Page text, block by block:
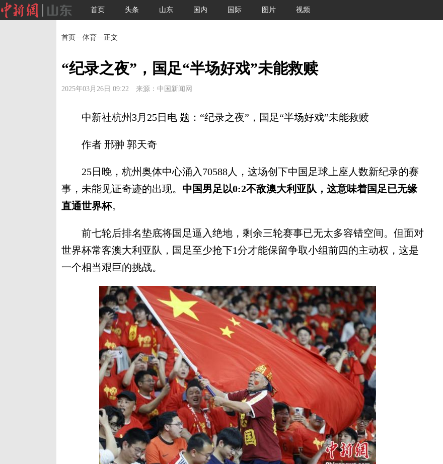
首页 头条 山东 国内 国际 图片 视频
首页—体育—正文
“纪录之夜”，国足“半场好戏”未能救赎
2025年03月26日 09:22 来源：中国新闻网
中新社杭州3月25日电 题：“纪录之夜”，国足“半场好戏”未能救赎
作者 邢翀 郭天奇
25日晚，杭州奥体中心涌入70588人，这场创下中国足球上座人数新纪录的赛
事，未能见证奇迹的出现。 中国男足以0:2不敌澳大利亚队，这意味着国足已无缘
直通世界杯。
前七轮后排名垫底将国足逼入绝地，剩余三轮赛事已无太多容错空间。但面对
世界杯常客澳大利亚队，国足至少抢下1分才能保留争取小组前四的主动权，这是
一个相当艰巨的挑战。